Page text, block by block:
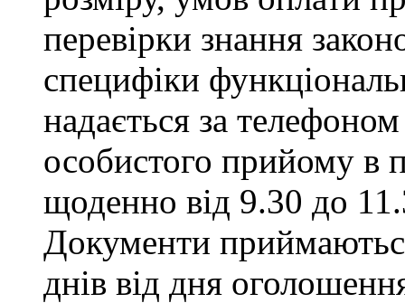
перевірки знання
специфіки
надається за
особистого прийому в
щоденно від 9.30 до
Документи
днів від дня